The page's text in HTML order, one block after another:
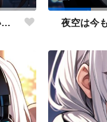
くノ一？スパイ？どっちがいいかな？ 夜空は今